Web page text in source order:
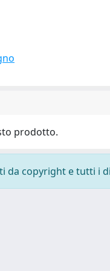
prodotto.
da copyright e tutti i